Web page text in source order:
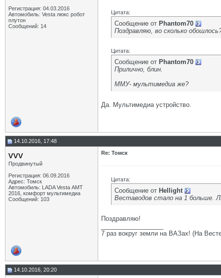
Регистрация: 04.03.2016
Автомобиль: Vesta люкс робот
плутон
Сообщений: 14
Цитата:
Сообщение от Phantom70
Поздравляю, во сколько
Цитата:
Сообщение от Phantom70
Прилично, блин.
ММУ- мультимедиа же?
Да. Мультимедиа устройство.
14.10.2016, 17:48
vvv
Продвинутый
Регистрация: 06.09.2016
Адрес: Томск
Автомобиль: LADA Vesta АМТ
2016, комфорт мультимедиа
Сообщений: 103
Re: Томск
Цитата:
Сообщение от Hellight
Веставодов стало на 1 больше.
Поздравляю!
7 раз вокруг земли на ВАЗах! (На
14.10.2016, 20:20